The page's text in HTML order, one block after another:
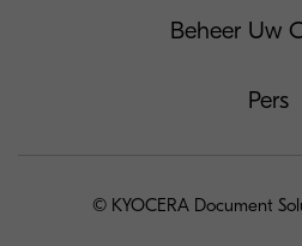
Beheer Uw
Pers
© KYOCERA Document